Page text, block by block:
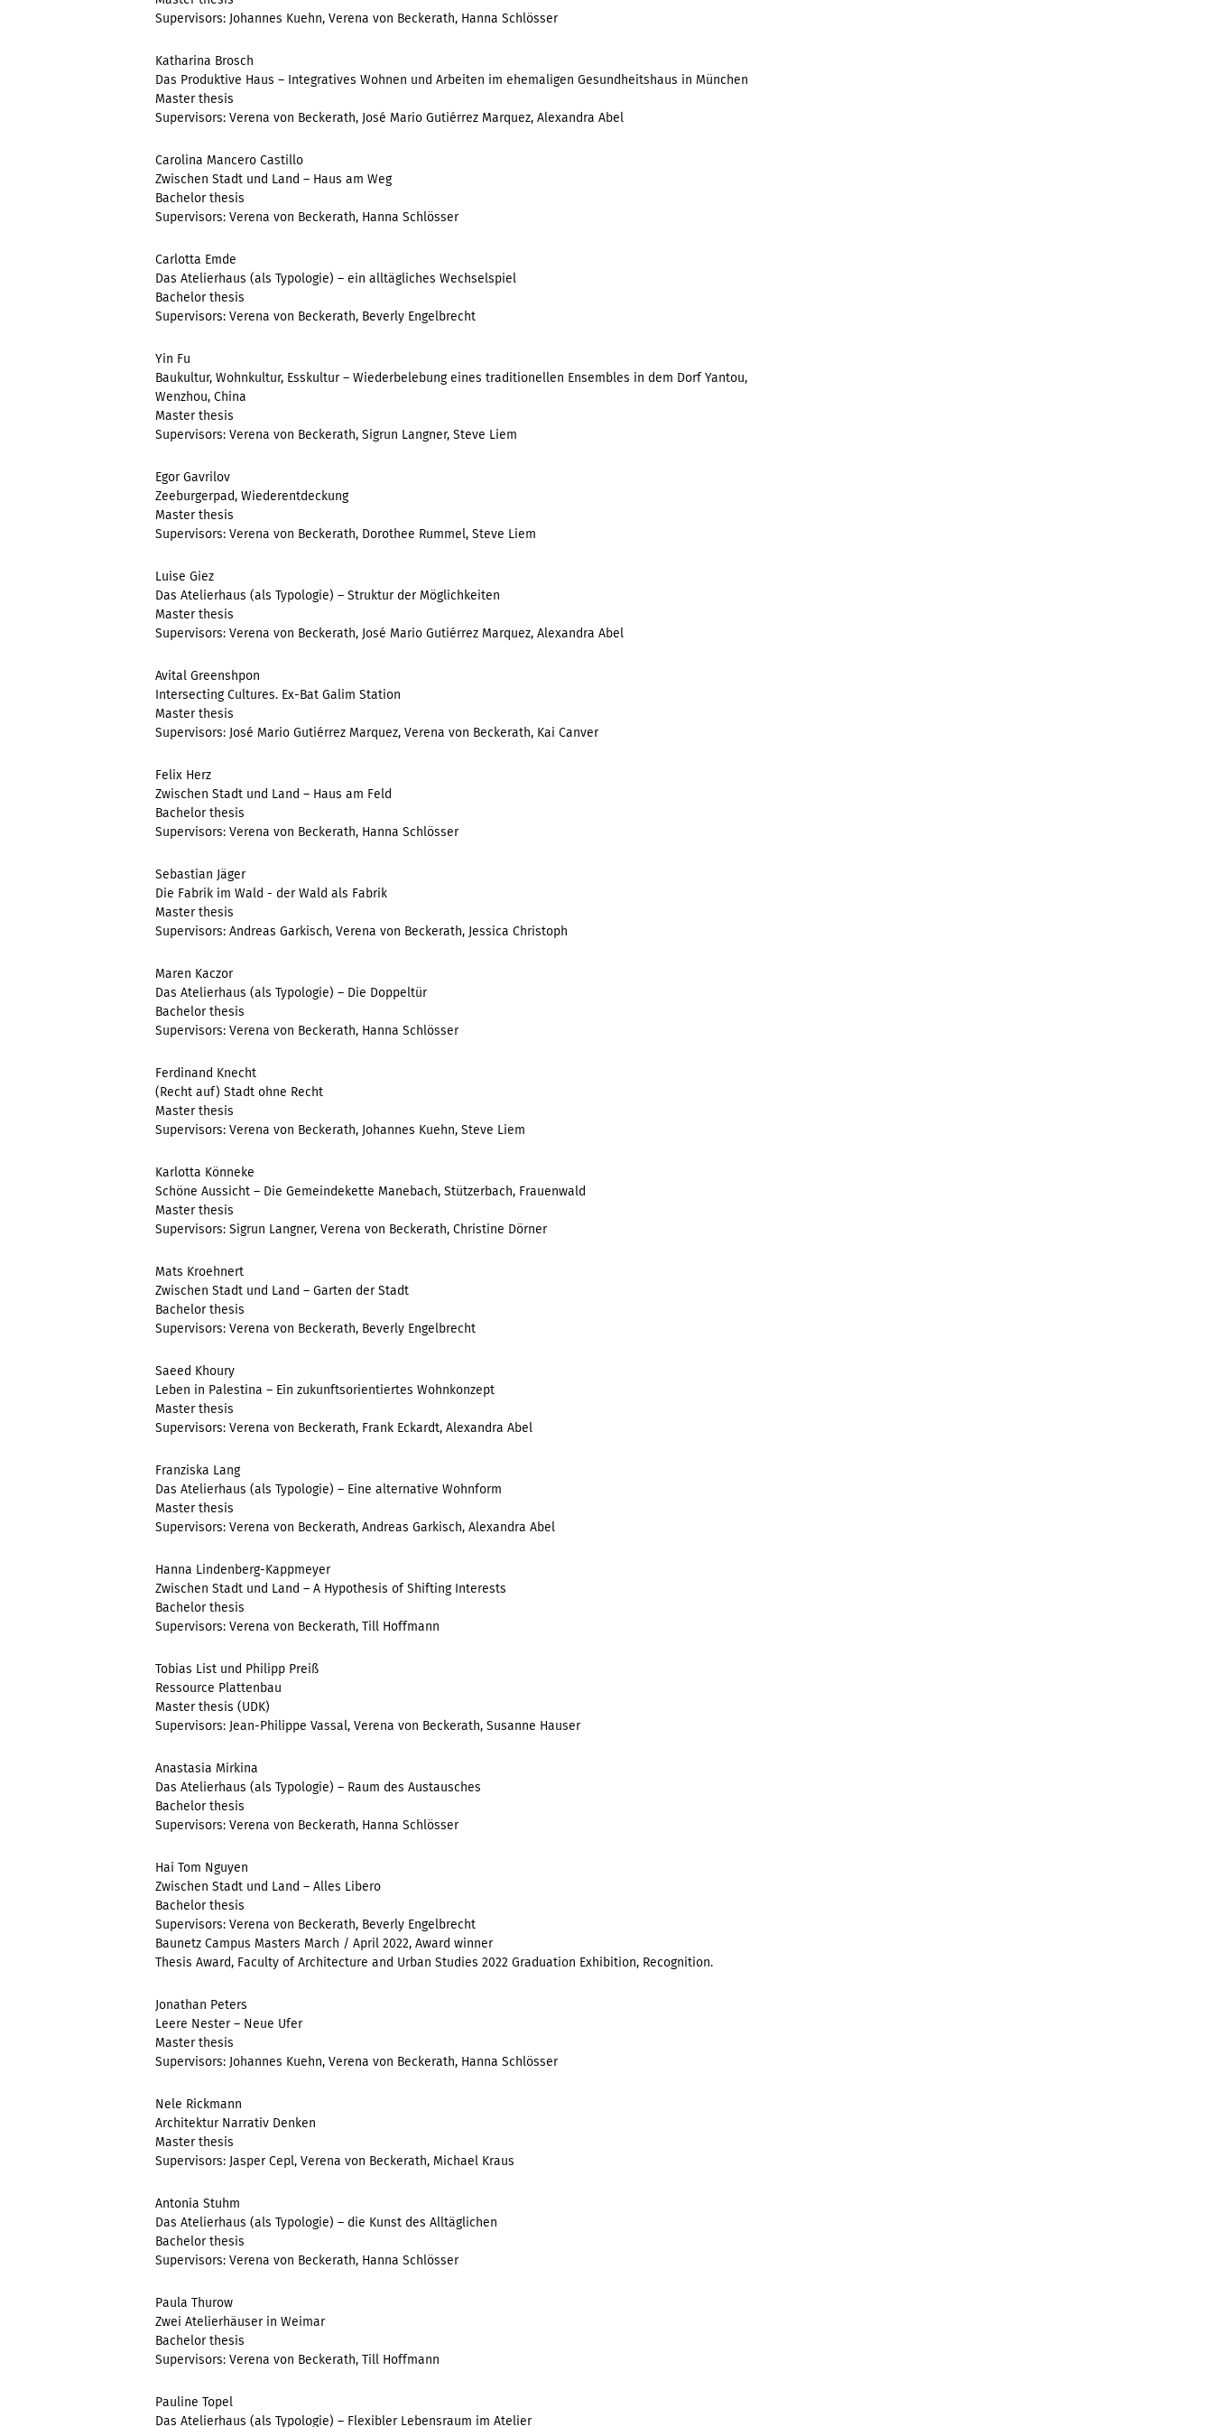
Supervisors: Johannes Kuehn, Verena von Beckerath, Hanna Schlösser
Katharina Brosch
Das Produktive Haus – Integratives Wohnen und Arbeiten im ehemaligen Gesundheitshaus in München
Master thesis
Supervisors: Verena von Beckerath, José Mario Gutiérrez Marquez, Alexandra Abel
Carolina Mancero Castillo
Zwischen Stadt und Land – Haus am Weg
Bachelor thesis
Supervisors: Verena von Beckerath, Hanna Schlösser
Carlotta Emde
Das Atelierhaus (als Typologie) – ein alltägliches Wechselspiel
Bachelor thesis
Supervisors: Verena von Beckerath, Beverly Engelbrecht
Yin Fu
Baukultur, Wohnkultur, Esskultur – Wiederbelebung eines traditionellen Ensembles in dem Dorf Yantou,
Wenzhou, China
Master thesis
Supervisors: Verena von Beckerath, Sigrun Langner, Steve Liem
Egor Gavrilov
Zeeburgerpad, Wiederentdeckung
Master thesis
Supervisors: Verena von Beckerath, Dorothee Rummel, Steve Liem
Luise Giez
Das Atelierhaus (als Typologie) – Struktur der Möglichkeiten
Master thesis
Supervisors: Verena von Beckerath, José Mario Gutiérrez Marquez, Alexandra Abel
Avital Greenshpon
Intersecting Cultures. Ex-Bat Galim Station
Master thesis
Supervisors: José Mario Gutiérrez Marquez, Verena von Beckerath, Kai Canver
Felix Herz
Zwischen Stadt und Land – Haus am Feld
Bachelor thesis
Supervisors: Verena von Beckerath, Hanna Schlösser
Sebastian Jäger
Die Fabrik im Wald - der Wald als Fabrik
Master thesis
Supervisors: Andreas Garkisch, Verena von Beckerath, Jessica Christoph
Maren Kaczor
Das Atelierhaus (als Typologie) – Die Doppeltür
Bachelor thesis
Supervisors: Verena von Beckerath, Hanna Schlösser
Ferdinand Knecht
(Recht auf) Stadt ohne Recht
Master thesis
Supervisors: Verena von Beckerath, Johannes Kuehn, Steve Liem
Karlotta Könneke
Schöne Aussicht – Die Gemeindekette Manebach, Stützerbach, Frauenwald
Master thesis
Supervisors: Sigrun Langner, Verena von Beckerath, Christine Dörner
Mats Kroehnert
Zwischen Stadt und Land – Garten der Stadt
Bachelor thesis
Supervisors: Verena von Beckerath, Beverly Engelbrecht
Saeed Khoury
Leben in Palestina – Ein zukunftsorientiertes Wohnkonzept
Master thesis
Supervisors: Verena von Beckerath, Frank Eckardt, Alexandra Abel
Franziska Lang
Das Atelierhaus (als Typologie) – Eine alternative Wohnform
Master thesis
Supervisors: Verena von Beckerath, Andreas Garkisch, Alexandra Abel
Hanna Lindenberg-Kappmeyer
Zwischen Stadt und Land – A Hypothesis of Shifting Interests
Bachelor thesis
Supervisors: Verena von Beckerath, Till Hoffmann
Tobias List und Philipp Preiß
Ressource Plattenbau
Master thesis (UDK)
Supervisors: Jean-Philippe Vassal, Verena von Beckerath, Susanne Hauser
Anastasia Mirkina
Das Atelierhaus (als Typologie) – Raum des Austausches
Bachelor thesis
Supervisors: Verena von Beckerath, Hanna Schlösser
Hai Tom Nguyen
Zwischen Stadt und Land – Alles Libero
Bachelor thesis
Supervisors: Verena von Beckerath, Beverly Engelbrecht
Baunetz Campus Masters March / April 2022, Award winner
Thesis Award, Faculty of Architecture and Urban Studies 2022 Graduation Exhibition, Recognition.
Jonathan Peters
Leere Nester – Neue Ufer
Master thesis
Supervisors: Johannes Kuehn, Verena von Beckerath, Hanna Schlösser
Nele Rickmann
Architektur Narrativ Denken
Master thesis
Supervisors: Jasper Cepl, Verena von Beckerath, Michael Kraus
Antonia Stuhm
Das Atelierhaus (als Typologie) – die Kunst des Alltäglichen
Bachelor thesis
Supervisors: Verena von Beckerath, Hanna Schlösser
Paula Thurow
Zwei Atelierhäuser in Weimar
Bachelor thesis
Supervisors: Verena von Beckerath, Till Hoffmann
Pauline Topel
Das Atelierhaus (als Typologie) – Flexibler Lebensraum im Atelier